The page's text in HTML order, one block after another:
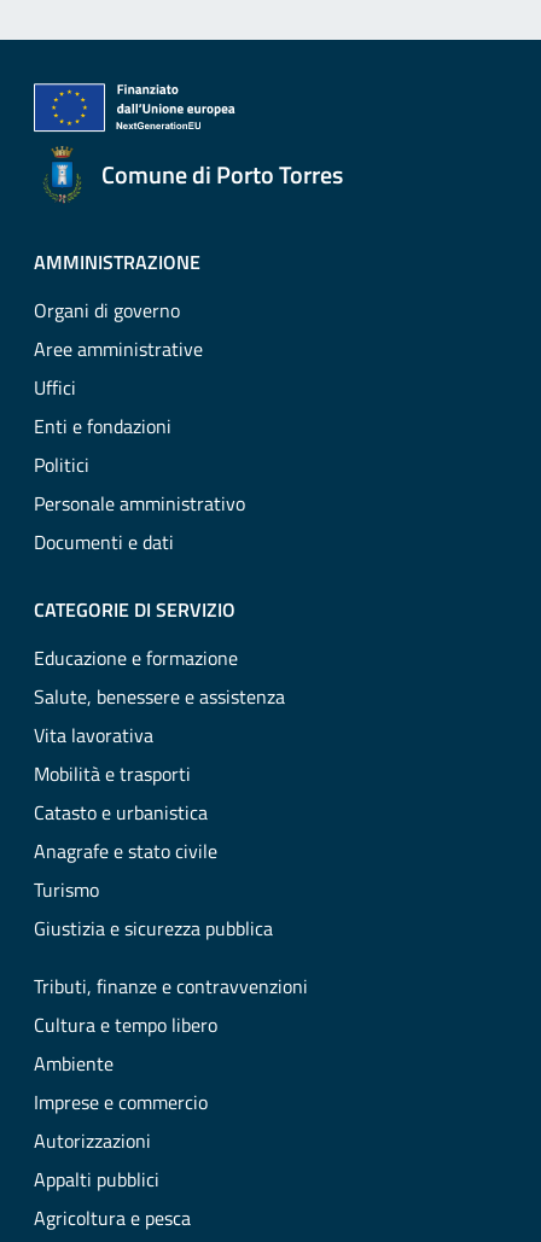
Comune di Porto Torres
AMMINISTRAZIONE
Organi di governo
Aree amministrative
Uffici
Enti e fondazioni
Politici
Personale amministrativo
Documenti e dati
CATEGORIE DI SERVIZIO
Educazione e formazione
Salute, benessere e assistenza
Vita lavorativa
Mobilità e trasporti
Catasto e urbanistica
Anagrafe e stato civile
Turismo
Giustizia e sicurezza pubblica
Tributi, finanze e contravvenzioni
Cultura e tempo libero
Ambiente
Imprese e commercio
Autorizzazioni
Appalti pubblici
Agricoltura e pesca